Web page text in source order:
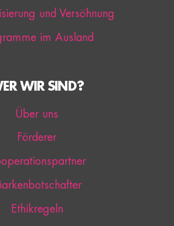
und Versöhnung
im Ausland
WIR SIND?
Über uns
Förderer
Ethikregeln